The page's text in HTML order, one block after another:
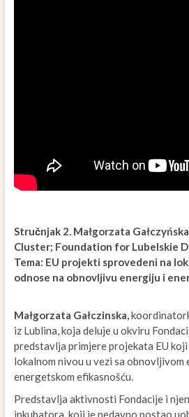
Stručnjak 2. Małgorzata
Cluster; Foundation for Lubelskie
Tema: EU projekti sprovedeni na
odnose na obnovljivu energiju i
Małgorzata Gałczinska,
iz Lublina, koja deluje u okviru
predstavlja primjere projekata EU koji
lokalnom nivou u vezi sa obnovljivom
energetskom efikasnošću.
Predstavlja aktivnosti Fondacije i
inkubatora, koji je nedavno postao